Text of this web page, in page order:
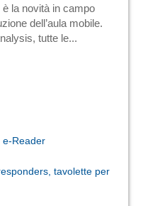
è la novità in campo
dell’aula mobile.
tutte le...
e-Reader
tavolette per